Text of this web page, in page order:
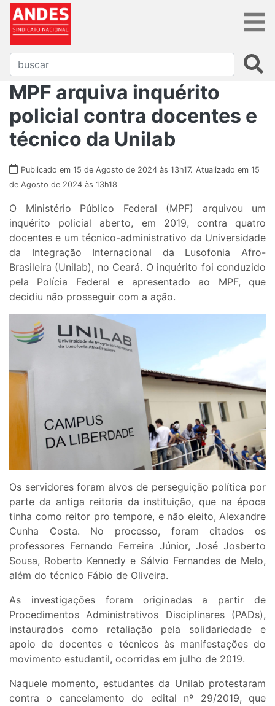
MPF arquiva inquérito
policial contra docentes e
técnico da Unilab
Publicado em 15 de Agosto de 2024 às 13h17. Atualizado em 15
de Agosto de 2024 às 13h18
O Ministério Público Federal (MPF) arquivou um
inquérito policial aberto, em 2019, contra quatro
docentes e um técnico-administrativo da Universidade
da Integração Internacional da Lusofonia Afro-
Brasileira (Unilab), no Ceará. O inquérito foi conduzido
pela Polícia Federal e apresentado ao MPF, que
decidiu não prosseguir com a ação.
Os servidores foram alvos de perseguição política por
parte da antiga reitoria da instituição, que na época
tinha como reitor pro tempore, e não eleito, Alexandre
Cunha Costa. No processo, foram citados os
professores Fernando Ferreira Júnior, José Josberto
Sousa, Roberto Kennedy e Sálvio Fernandes de Melo,
além do técnico Fábio de Oliveira.
As investigações foram originadas a partir de
Procedimentos Administrativos Disciplinares (PADs),
instaurados como retaliação pela solidariedade e
apoio de docentes e técnicos às manifestações do
movimento estudantil, ocorridas em julho de 2019.
Naquele momento, estudantes da Unilab protestaram
contra o cancelamento do edital nº 29/2019, que